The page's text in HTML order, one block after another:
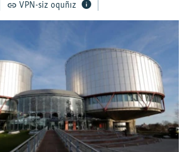
VPN-siz oquñız